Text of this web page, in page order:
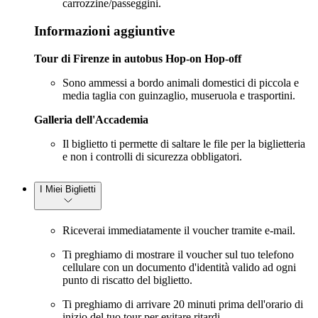
carrozzine/passeggini.
Informazioni aggiuntive
Tour di Firenze in autobus Hop-on Hop-off
Sono ammessi a bordo animali domestici di piccola e
media taglia con guinzaglio, museruola e trasportini.
Galleria dell'Accademia
Il biglietto ti permette di saltare le file per la biglietteria
e non i controlli di sicurezza obbligatori.
I Miei Biglietti
Riceverai immediatamente il voucher tramite e-mail.
Ti preghiamo di mostrare il voucher sul tuo telefono
cellulare con un documento d'identità valido ad ogni
punto di riscatto del biglietto.
Ti preghiamo di arrivare 20 minuti prima dell'orario di